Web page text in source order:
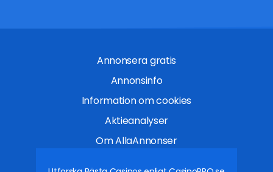
Annonsera gratis
Annonsinfo
Information om cookies
Aktieanalyser
Om AllaAnnonser